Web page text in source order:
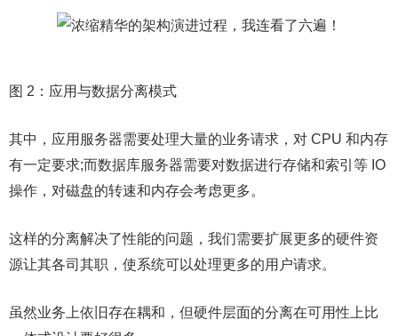
图 2：应用与数据分离模式
其中，应用服务器需要处理大量的业务请求，对 CPU 和内存
有一定要求;而数据库服务器需要对数据进行存储和索引等 IO
操作，对磁盘的转速和内存会考虑更多。
这样的分离解决了性能的问题，我们需要扩展更多的硬件资
源让其各司其职，使系统可以处理更多的用户请求。
虽然业务上依旧存在耦和，但硬件层面的分离在可用性上比